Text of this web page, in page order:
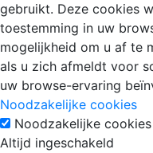
gebruikt. Deze cookies
toestemming in uw
mogelijkheid om u af te
als u zich afmeldt voor
uw browse-ervaring
Noodzakelijke cookies
Noodzakelijke cookies
Altijd ingeschakeld